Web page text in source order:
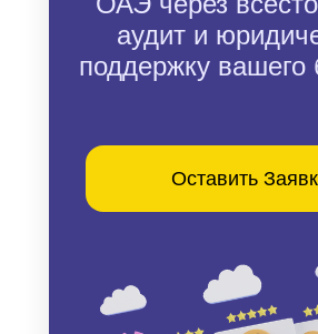
аудит и
поддержку вашего
Оставить